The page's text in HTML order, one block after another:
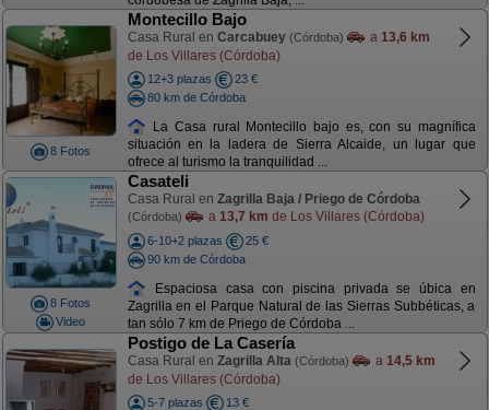
8 Fotos
Montecillo Bajo
Casa Rural en Carcabuey (Córdoba) a 13,6 km
de Los Villares (Córdoba)
12+3 plazas
23 €
80 km de Córdoba
La Casa rural Montecillo bajo es, con su magnífica
situación en la ladera de Sierra Alcaide, un lugar que
ofrece al turismo la tranquilidad ...
8 Fotos
Video
Casateli
Casa Rural en Zagrilla Baja / Priego de Córdoba
(Córdoba) a 13,7 km de Los Villares (Córdoba)
6-10+2 plazas
25 €
90 km de Córdoba
Espaciosa casa con piscina privada se úbica en
Zagrilla en el Parque Natural de las Sierras Subbéticas, a
tan sólo 7 km de Priego de Córdoba ...
Postigo de La Casería
Casa Rural en Zagrilla Alta (Córdoba) a 14,5 km
de Los Villares (Córdoba)
5-7 plazas
13 €